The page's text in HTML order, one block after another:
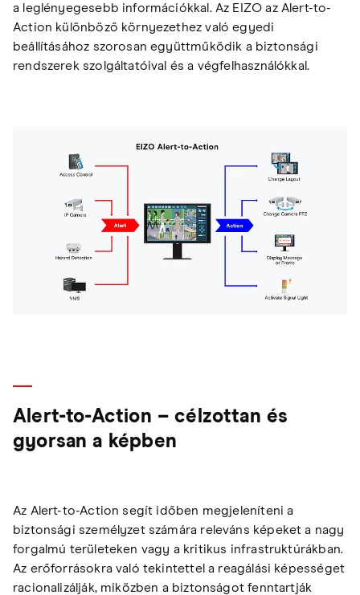
a leglényegesebb információkkal. Az EIZO az Alert-to-
Action különböző környezethez való egyedi
beállításához szorosan együttműködik a biztonsági
rendszerek szolgáltatóival és a végfelhasználókkal.
Alert-to-Action – célzottan és
gyorsan a képben
Az Alert-to-Action segít időben megjeleníteni a
biztonsági személyzet számára releváns képeket a nagy
forgalmú területeken vagy a kritikus infrastruktúrákban.
Az erőforrásokra való tekintettel a reagálási képességet
racionalizálják, miközben a biztonságot fenntartják